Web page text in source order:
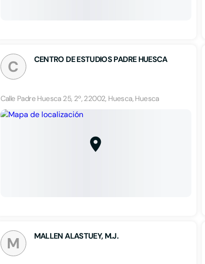
C CENTRO DE ESTUDIOS PADRE HUESCA
Calle Padre Huesca 25, 2º, 22002, Huesca, Huesca
M MALLEN ALASTUEY, M.J.